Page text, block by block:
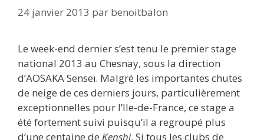
24 janvier 2013 par benoitbalon
Le week-end dernier s’est tenu le premier stage
national 2013 au Chesnay, sous la direction
d’AOSAKA Senseï. Malgré les importantes chutes
de neige de ces derniers jours, particulièrement
exceptionnelles pour l’Ile-de-France, ce stage a
été fortement suivi puisqu’il a regroupé plus
d’une centaine de Kenshi. Si tous les clubs de